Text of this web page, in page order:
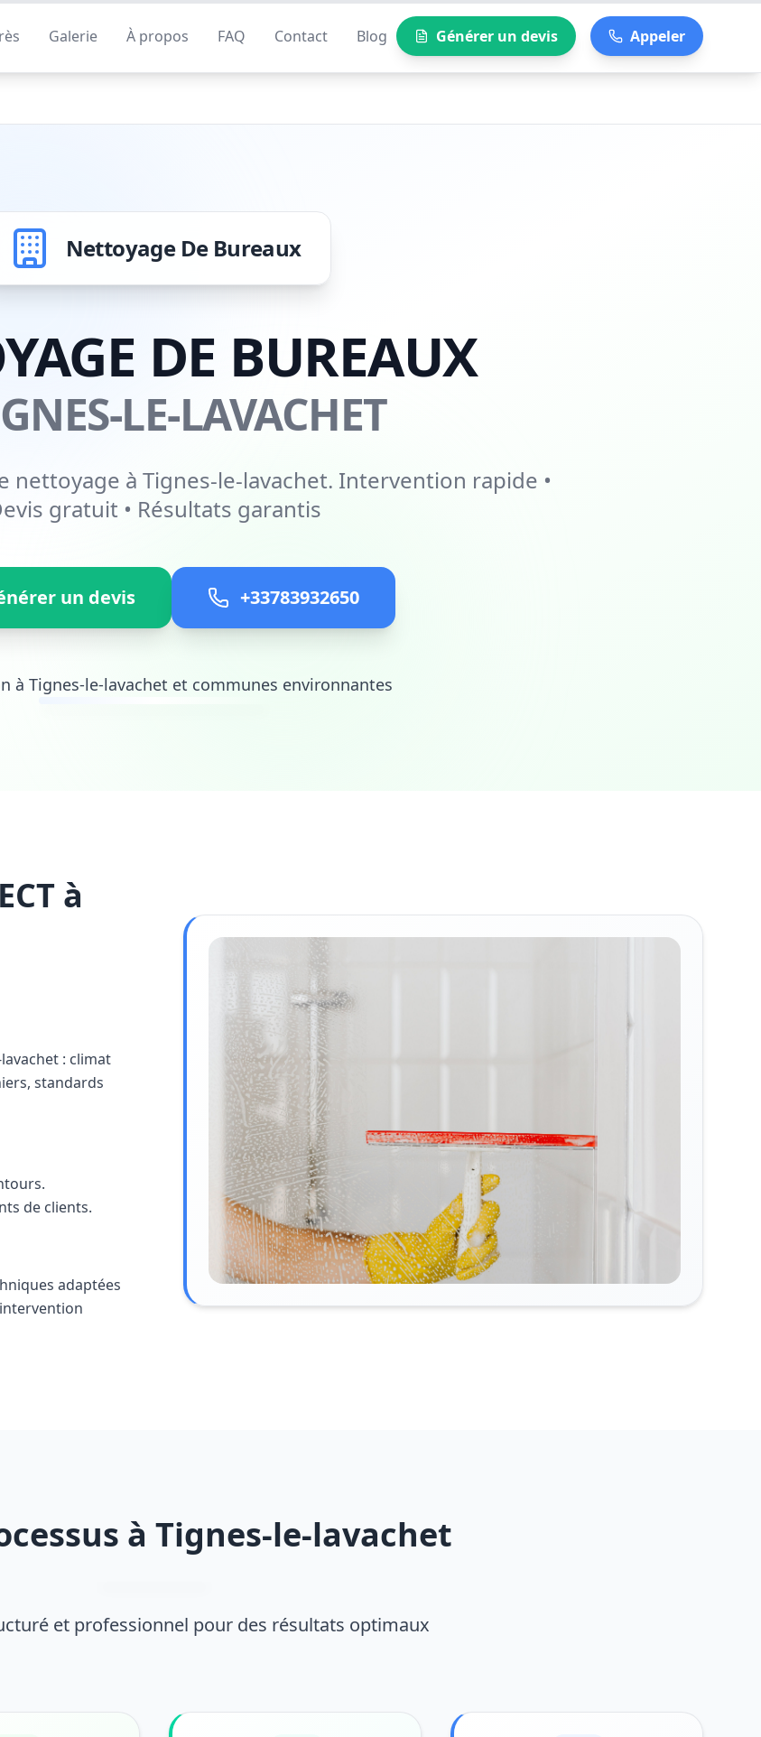
Galerie À propos FAQ Contact Blog Générer un devis Appeler
Nettoyage De Bureaux
DE BUREAUX
LE-LAVACHET
nettoyage à Tignes-le-lavachet. Intervention rapide •
gratuit • Résultats garantis
un devis +33783932650
à Tignes-le-lavachet et communes environnantes
à
: climat
standards
de clients.
adaptées
à Tignes-le-lavachet
et professionnel pour des résultats optimaux